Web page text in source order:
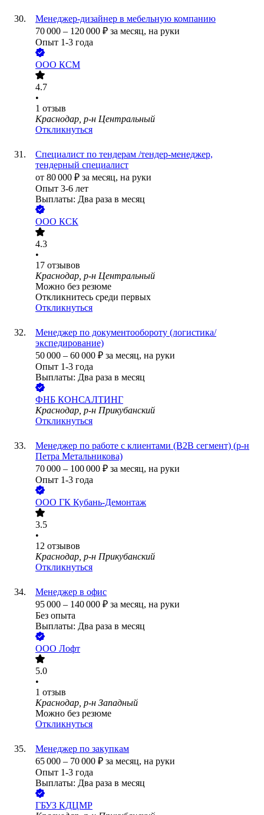
Менеджер-дизайнер в мебельную компанию
70 000 – 120 000 ₽ за месяц, на руки
Опыт 1-3 года
ООО КСМ
4.7
•
1 отзыв
Краснодар, р-н Центральный
Откликнуться
Специалист по тендерам /тендер-менеджер,
тендерный специалист
от 80 000 ₽ за месяц, на руки
Опыт 3-6 лет
Выплаты: Два раза в месяц
ООО КСК
4.3
•
17 отзывов
Краснодар, р-н Центральный
Можно без резюме
Откликнитесь среди первых
Откликнуться
Менеджер по документообороту (логистика/
экспедирование)
50 000 – 60 000 ₽ за месяц, на руки
Опыт 1-3 года
Выплаты: Два раза в месяц
ФНБ КОНСАЛТИНГ
Краснодар, р-н Прикубанский
Откликнуться
Менеджер по работе с клиентами (В2В сегмент) (р-н
Петра Метальникова)
70 000 – 100 000 ₽ за месяц, на руки
Опыт 1-3 года
ООО ГК Кубань-Демонтаж
3.5
•
12 отзывов
Краснодар, р-н Прикубанский
Откликнуться
Менеджер в офис
95 000 – 140 000 ₽ за месяц, на руки
Без опыта
Выплаты: Два раза в месяц
ООО Лофт
5.0
•
1 отзыв
Краснодар, р-н Западный
Можно без резюме
Откликнуться
Менеджер по закупкам
65 000 – 70 000 ₽ за месяц, на руки
Опыт 1-3 года
Выплаты: Два раза в месяц
ГБУЗ КДЦМР